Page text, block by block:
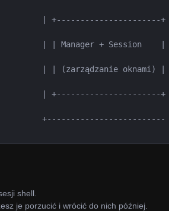
| +----------------------+
shell.
je porzucić i wrócić do nich później.